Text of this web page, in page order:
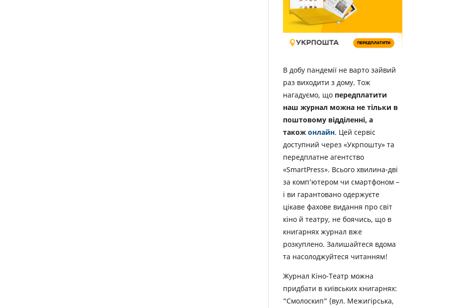
В добу пандемії не варто зайвий
раз виходити з дому. Тож
нагадуємо, що передплатити
наш журнал можна не тільки в
поштовому відділенні, а
також онлайн. Цей сервіс
доступний через «Укрпошту» та
передплатне агентство
«SmartPress». Всього хвилина-дві
за комп’ютером чи смартфоном –
і ви гарантовано одержуєте
цікаве фахове видання про світ
кіно й театру, не боячись, що в
книгарнях журнал вже
розкуплено. Залишайтеся вдома
та насолоджуйтеся читанням!
Журнал Кіно-Театр можна
придбати в київських книгарнях:
“Смолоскип” (вул. Межигірська,